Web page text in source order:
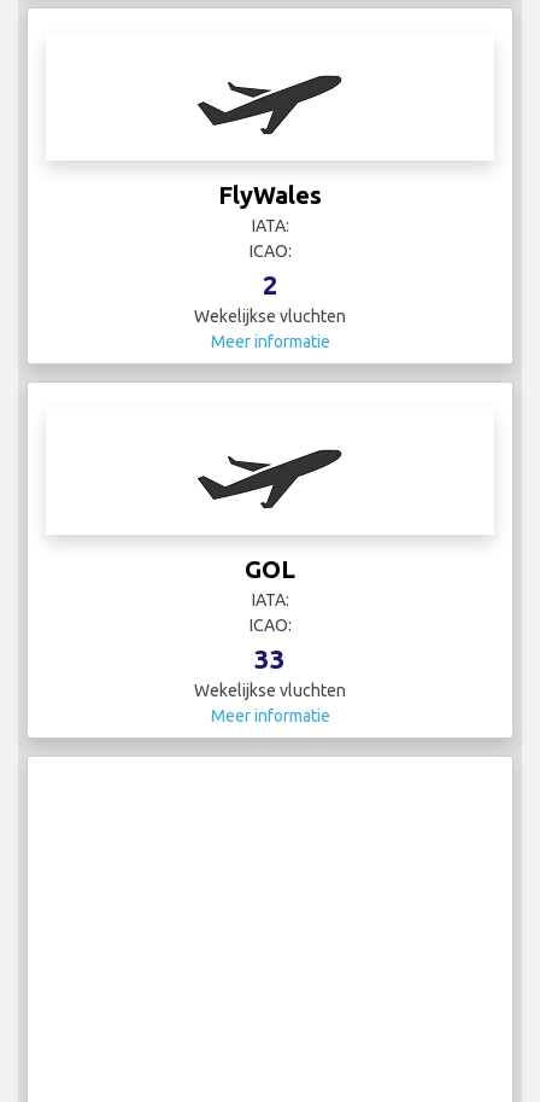
FlyWales
IATA:
ICAO:
2
Wekelijkse vluchten
Meer informatie
GOL
IATA:
ICAO:
33
Wekelijkse vluchten
Meer informatie